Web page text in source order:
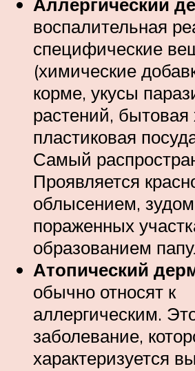
воспалительная
специфические
(химические
корме, укусы
растений,
пластиковая
Самый
Проявляется
облысением,
пораженных
образованием
Атопический
обычно относят к
аллергическим.
заболевание,
характеризуется